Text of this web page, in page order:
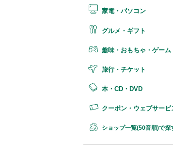
家電・パソコン
グルメ・ギフト
趣味・おもちゃ・ゲーム
旅行・チケット
本・CD・DVD
クーポン・ウェブサービ
ショップ一覧(50音順)で探